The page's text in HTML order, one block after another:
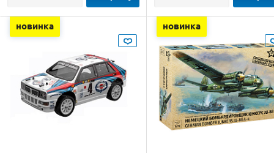
новинка новинка